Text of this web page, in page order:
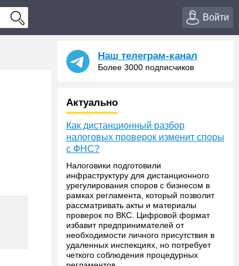
Войти
Наш телеграм-канал
Более 3000 подписчиков
Актуально
Как дистанционный разбор
налоговых проверок изменит споры
с ФНС?
Налоговики подготовили
инфраструктуру для дистанционного
урегулирования споров с бизнесом в
рамках регламента, который позволит
рассматривать акты и материалы
проверок по ВКС. Цифровой формат
избавит предпринимателей от
необходимости личного присутствия в
удаленных инспекциях, но потребует
четкого соблюдения процедурных